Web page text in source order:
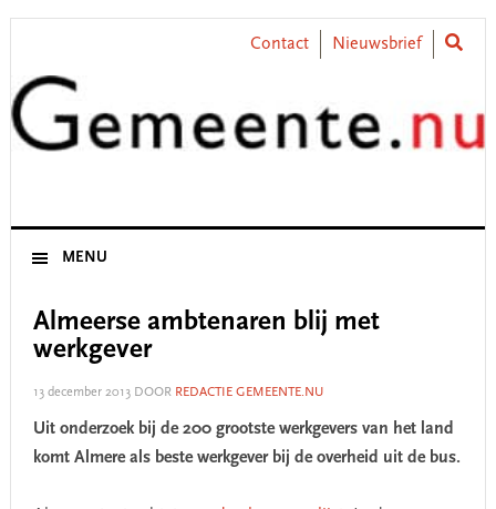
Skip
primary
navigation
Skip
content
Skip
primary
sidebar
Skip
footer
Contact Nieuwsbrief
MENU
Almeerse ambtenaren blij met
werkgever
13 december 2013DOOR REDACTIE GEMEENTE.NU
Uit onderzoek bij de 200 grootste werkgevers van het land
komt Almere als beste werkgever bij de overheid uit de bus.